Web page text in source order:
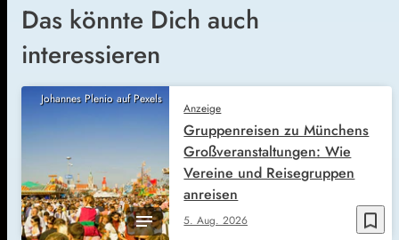
Das könnte Dich auch
interessieren
Johannes Plenio auf Pexels
bookmark_border
Anzeige
5. Aug. 2026
Gruppenreisen zu Münchens
Großveranstaltungen: Wie
Vereine und Reisegruppen
anreisen